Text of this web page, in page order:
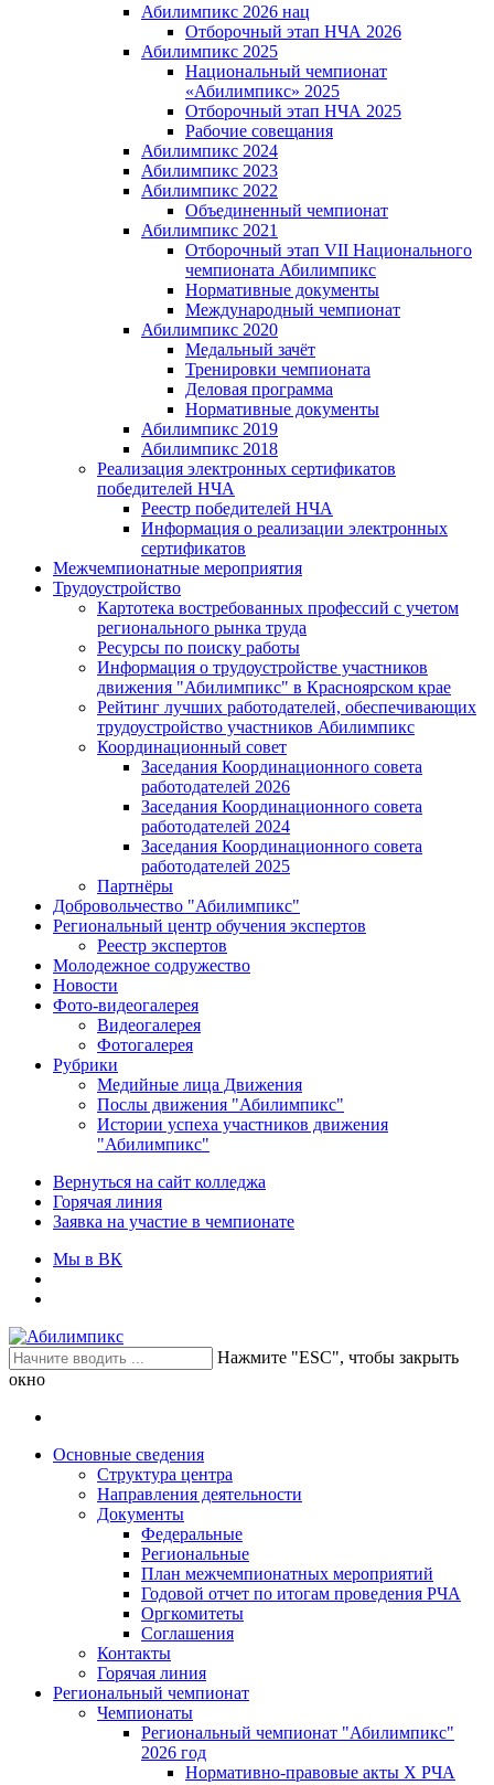
Абилимпикс 2026 нац
Отборочный этап НЧА 2026
Абилимпикс 2025
Национальный чемпионат
«Абилимпикс» 2025
Отборочный этап НЧА 2025
Рабочие совещания
Абилимпикс 2024
Абилимпикс 2023
Абилимпикс 2022
Объединенный чемпионат
Абилимпикс 2021
Отборочный этап VII Национального
чемпионата Абилимпикс
Нормативные документы
Международный чемпионат
Абилимпикс 2020
Медальный зачёт
Тренировки чемпионата
Деловая программа
Нормативные документы
Абилимпикс 2019
Абилимпикс 2018
Реализация электронных сертификатов
победителей НЧА
Реестр победителей НЧА
Информация о реализации электронных
сертификатов
Межчемпионатные мероприятия
Трудоустройство
Картотека востребованных профессий с учетом
регионального рынка труда
Ресурсы по поиску работы
Информация о трудоустройстве участников
движения "Абилимпикс" в Красноярском крае
Рейтинг лучших работодателей, обеспечивающих
трудоустройство участников Абилимпикс
Координационный совет
Заседания Координационного совета
работодателей 2026
Заседания Координационного совета
работодателей 2024
Заседания Координационного совета
работодателей 2025
Партнёры
Добровольчество "Абилимпикс"
Региональный центр обучения экспертов
Реестр экспертов
Молодежное содружество
Новости
Фото-видеогалерея
Видеогалерея
Фотогалерея
Рубрики
Медийные лица Движения
Послы движения "Абилимпикс"
Истории успеха участников движения
"Абилимпикс"
Вернуться на сайт колледжа
Горячая линия
Заявка на участие в чемпионате
Мы в ВК
Нажмите "ESC", чтобы закрыть
окно
Основные сведения
Структура центра
Направления деятельности
Документы
Федеральные
Региональные
План межчемпионатных мероприятий
Годовой отчет по итогам проведения РЧА
Оргкомитеты
Соглашения
Контакты
Горячая линия
Региональный чемпионат
Чемпионаты
Региональный чемпионат "Абилимпикс"
2026 год
Нормативно-правовые акты Х РЧА